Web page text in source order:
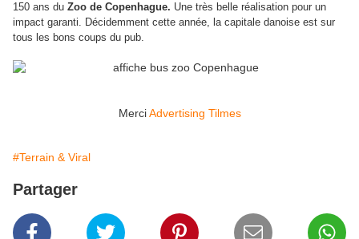
150 ans du Zoo de Copenhague. Une très belle réalisation pour un
impact garanti. Décidemment cette année, la capitale danoise est sur
tous les bons coups du pub.
MerciAdvertising Tilmes
#Terrain & Viral
Partager